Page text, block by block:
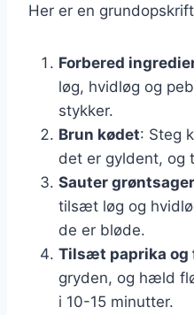
Her er en
Forbered
løg, hvidløg og
stykker.
Brun kødet: Steg
det er gyldent, og
Sauter
tilsæt løg og
de er bløde.
Tilsæt paprika og
gryden, og hæld
i 10-15 minutter.